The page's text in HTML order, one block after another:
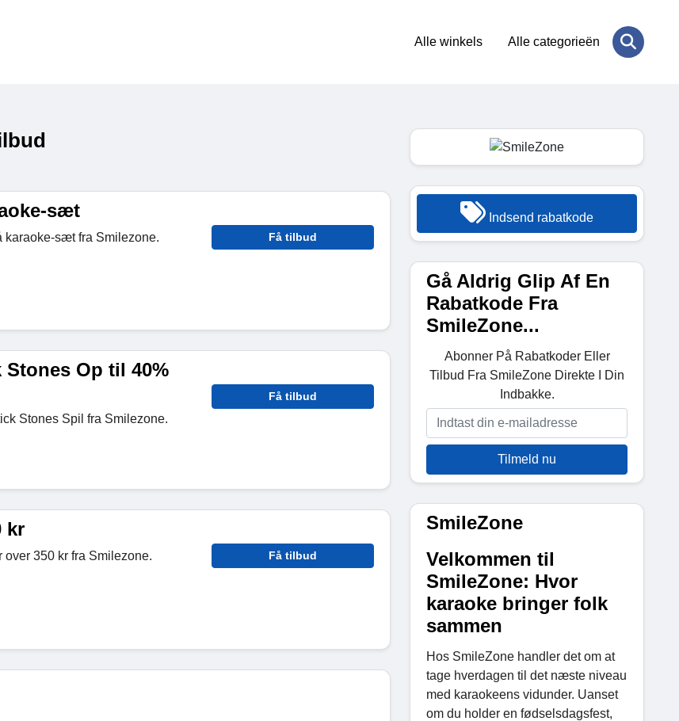
Alle winkels Alle categorieën
sæt
karaoke-sæt fra Smilezone. Få tilbud
Op til 40%
Stones Spil fra Smilezone.
Få tilbud
kr
over 350 kr fra Smilezone. Få tilbud
Indsend rabatkode
Gå Aldrig Glip Af En
Rabatkode Fra
SmileZone...
Abonner På Rabatkoder Eller
Tilbud Fra SmileZone Direkte I Din
Indbakke.
Tilmeld nu
SmileZone
Velkommen til
SmileZone: Hvor
karaoke bringer folk
sammen
Hos SmileZone handler det om at
tage hverdagen til det næste niveau
med karaokeens vidunder. Uanset
om du holder en fødselsdagsfest,